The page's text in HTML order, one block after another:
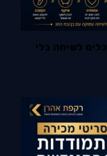
תקשורת זוגית שמקרבת: 9 כלים לשיחה בלי